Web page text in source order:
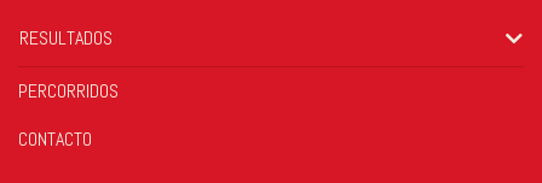
RESULTADOS
PERCORRIDOS
CONTACTO